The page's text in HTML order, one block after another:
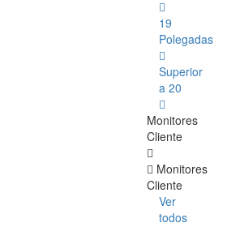
19
Polegadas
Superior
a 20
Monitores
Cliente
Monitores
Cliente
Ver
todos